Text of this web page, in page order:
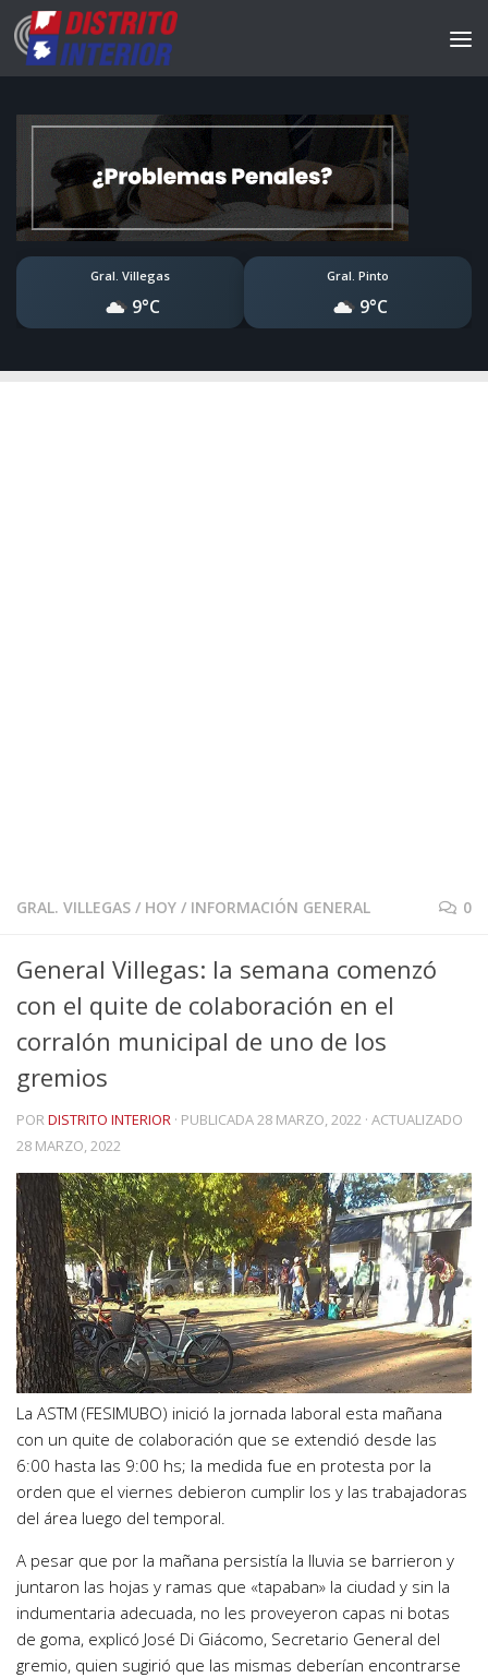
Gral. Villegas
9°C
Gral. Pinto
9°C
GRAL. VILLEGAS / HOY / INFORMACIÓN GENERAL 0
General Villegas: la semana comenzó
con el quite de colaboración en el
corralón municipal de uno de los
gremios
PORDISTRITO INTERIOR · PUBLICADA28 MARZO, 2022 · ACTUALIZADO
28 MARZO, 2022
La ASTM (FESIMUBO) inició la jornada laboral esta mañana
con un quite de colaboración que se extendió desde las
6:00 hasta las 9:00 hs; la medida fue en protesta por la
orden que el viernes debieron cumplir los y las trabajadoras
del área luego del temporal.
A pesar que por la mañana persistía la lluvia se barrieron y
juntaron las hojas y ramas que «tapaban» la ciudad y sin la
indumentaria adecuada, no les proveyeron capas ni botas
de goma, explicó José Di Giácomo, Secretario General del
gremio, quien sugirió que las mismas deberían encontrarse